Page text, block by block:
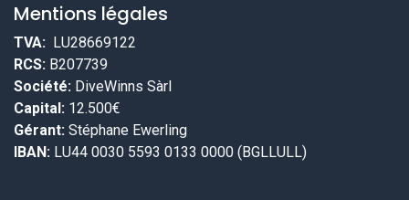
Mentions légales
TVA: LU28669122
RCS: B207739
Société: DiveWinns Sàrl
Capital: 12.500€
Gérant: Stéphane Ewerling
IBAN: LU44 0030 5593 0133 0000 (BGLLULL)